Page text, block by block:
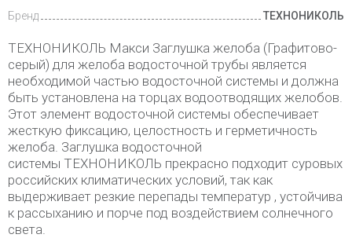
Бренд
ТЕХНОНИКОЛЬ
ТЕХНОНИКОЛЬ Макси Заглушка желоба (Графитово-
серый) для желоба водосточной трубы является
необходимой частью водосточной системы и должна
быть установлена на торцах водоотводящих желобов.
Этот элемент водосточной системы обеспечивает
жесткую фиксацию, целостность и герметичность
желоба. Заглушка водосточной
системы ТЕХНОНИКОЛЬ прекрасно подходит суровых
российских климатических условий, так как
выдерживает резкие перепады температур , устойчива
к рассыханию и порче под воздействием солнечного
света.